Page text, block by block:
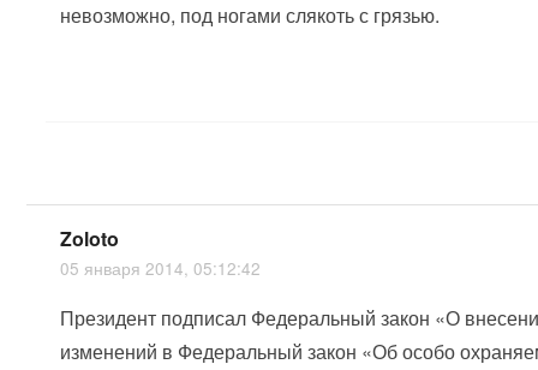
невозможно, под ногами слякоть с грязью.
Zoloto
05 января 2014, 05:12:42
Президент подписал Федеральный закон «О
изменений в Федеральный закон «Об особо